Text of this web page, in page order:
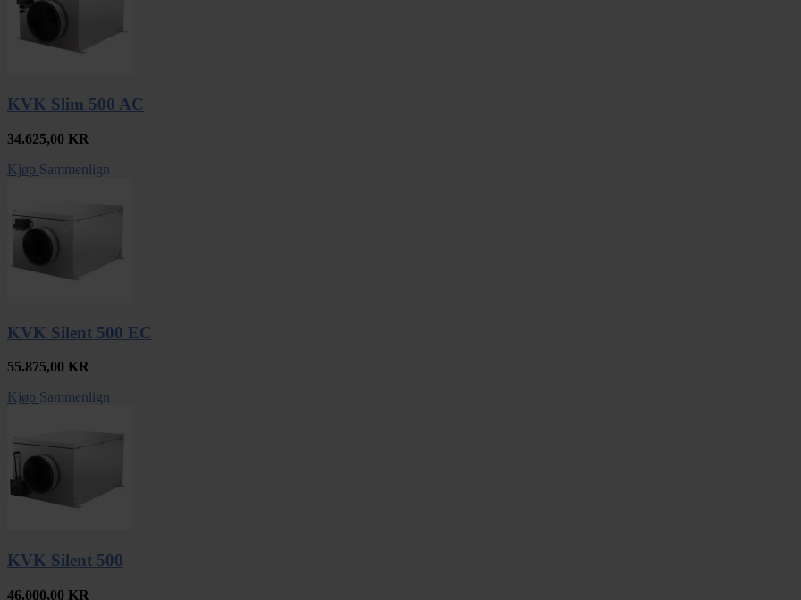
KVK Slim 500 AC
34.625,00 KR
Kjøp Sammenlign
KVK Silent 500 EC
55.875,00 KR
Kjøp Sammenlign
KVK Silent 500
46.000,00 KR